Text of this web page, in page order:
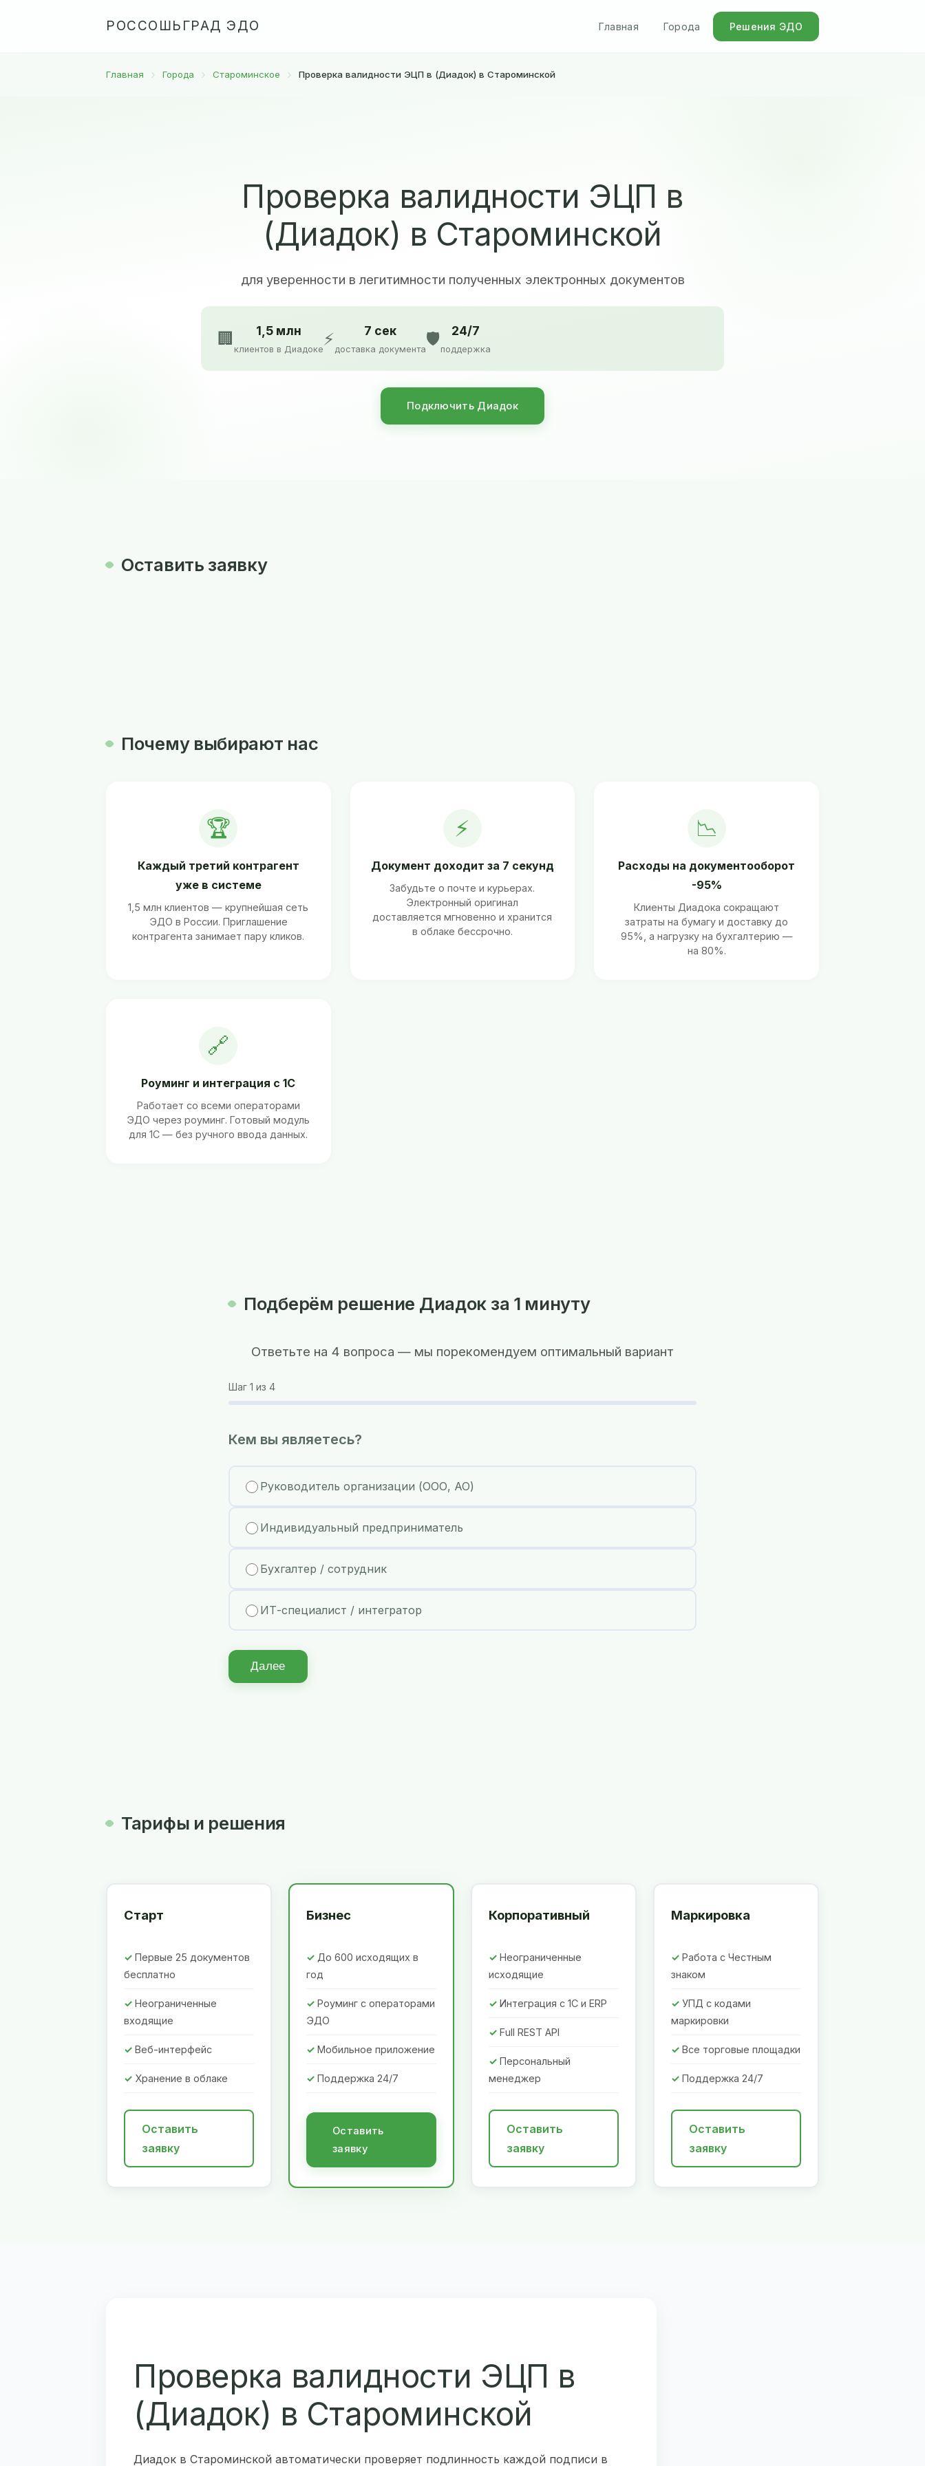
РОССОШЬГРАД ЭДО Главная Города Решения ЭДО
Главная Города Староминское Проверка валидности ЭЦП в (Диадок) в Староминской
Проверка валидности ЭЦП в
(Диадок) в Староминской
для уверенности в легитимности полученных электронных документов
🏢 1,5 млн
клиентов в Диадоке
⚡ 7 сек
доставка документа
🛡️ 24/7
поддержка
Подключить Диадок
Оставить заявку
Почему выбирают нас
🏆
Каждый третий контрагент
уже в системе
1,5 млн клиентов — крупнейшая сеть
ЭДО в России. Приглашение
контрагента занимает пару кликов.
⚡
Документ доходит за 7 секунд
Забудьте о почте и курьерах.
Электронный оригинал
доставляется мгновенно и хранится
в облаке бессрочно.
📉
Расходы на документооборот
-95%
Клиенты Диадока сокращают
затраты на бумагу и доставку до
95%, а нагрузку на бухгалтерию —
на 80%.
🔗
Роуминг и интеграция с 1С
Работает со всеми операторами
ЭДО через роуминг. Готовый модуль
для 1С — без ручного ввода данных.
Подберём решение Диадок за 1 минуту
Ответьте на 4 вопроса — мы порекомендуем оптимальный вариант
Шаг 1 из 4
Кем вы являетесь?
Руководитель организации (ООО, АО)
Индивидуальный предприниматель
Бухгалтер / сотрудник
ИТ-специалист / интегратор
Далее
Тарифы и решения
Старт
Первые 25 документов
бесплатно
Неограниченные
входящие
Веб-интерфейс
Хранение в облаке
Оставить
заявку
Бизнес
До 600 исходящих в
год
Роуминг с операторами
ЭДО
Мобильное приложение
Поддержка 24/7
Оставить
заявку
Корпоративный
Неограниченные
исходящие
Интеграция с 1С и ERP
Full REST API
Персональный
менеджер
Оставить
заявку
Маркировка
Работа с Честным
знаком
УПД с кодами
маркировки
Все торговые площадки
Поддержка 24/7
Оставить
заявку
Проверка валидности ЭЦП в
(Диадок) в Староминской
Диадок в Староминской автоматически проверяет подлинность каждой подписи в